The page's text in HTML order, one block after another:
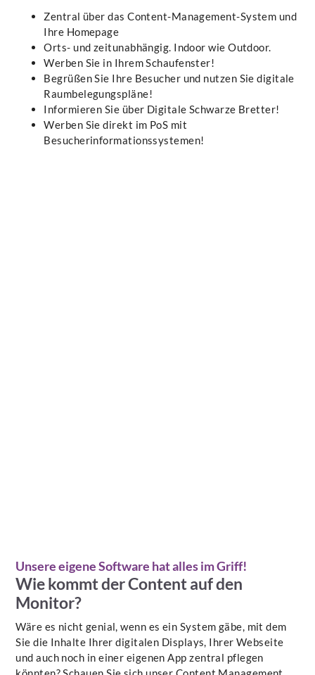
Zentral über das Content-Management-System und
Ihre Homepage
Orts- und zeitunabhängig. Indoor wie Outdoor.
Werben Sie in Ihrem Schaufenster!
Begrüßen Sie Ihre Besucher und nutzen Sie digitale
Raumbelegungspläne!
Informieren Sie über Digitale Schwarze Bretter!
Werben Sie direkt im PoS mit
Besucherinformationssystemen!
Unsere eigene Software hat alles im Griff!
Wie kommt der Content auf den
Monitor?
Wäre es nicht genial, wenn es ein System gäbe, mit dem
Sie die Inhalte Ihrer digitalen Displays, Ihrer Webseite
und auch noch in einer eigenen App zentral pflegen